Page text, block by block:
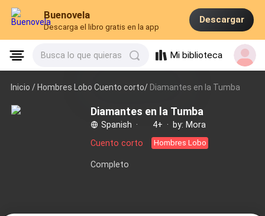
Buenovela
Descarga el libro gratis en la app
Descargar
Busca lo que quieras Mi biblioteca
Inicio /Hombres Lobo Cuento corto/ Diamantes en la Tumba
Diamantes en la Tumba
Spanish · 4+ ·
by: Mora
Cuento corto
Hombres Lobo
Completo